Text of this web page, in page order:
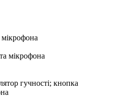
мікрофона
гучності; кнопка